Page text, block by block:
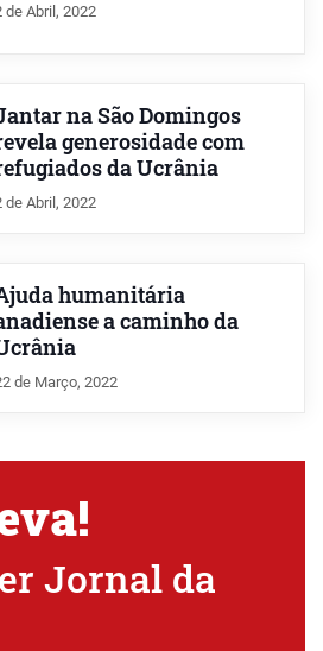
de Abril, 2022
na São Domingos
generosidade com
da Ucrânia
de Abril, 2022
humanitária
a caminho da
de Março, 2022
Jornal da